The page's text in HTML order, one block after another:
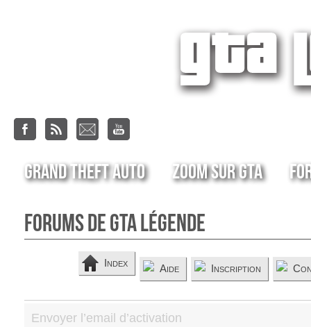
Grand Theft Auto Zoom sur GTA
Forums de GTA Légende
Index Aide Inscription
Envoyer l’email d’activation